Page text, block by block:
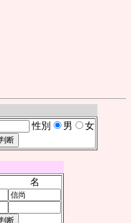
性別 男 女
名